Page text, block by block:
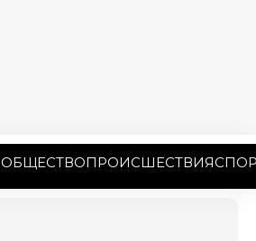
ОБЩЕСТВОПРОИСШЕСТВИЯ